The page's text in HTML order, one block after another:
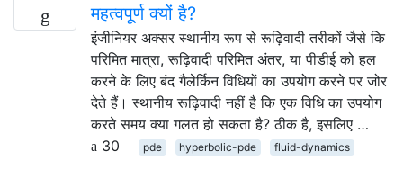
महत्वपूर्ण क्यों है?
इंजीनियर अक्सर स्थानीय रूप से रूढ़िवादी तरीकों जैसे कि
परिमित मात्रा, रूढ़िवादी परिमित अंतर, या पीडीई को हल
करने के लिए बंद गैलेर्किन विधियों का उपयोग करने पर जोर
देते हैं। स्थानीय रूढ़िवादी नहीं है कि एक विधि का उपयोग
करते समय क्या गलत हो सकता है? ठीक है, इसलिए …
30
pde hyperbolic-pde fluid-dynamics